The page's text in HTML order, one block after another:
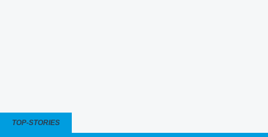
TOP-STORIES